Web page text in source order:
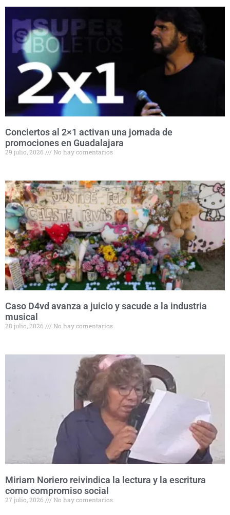
Conciertos al 2×1 activan una jornada de
promociones en Guadalajara
29 julio, 2026 No hay comentarios
Caso D4vd avanza a juicio y sacude a la industria
musical
28 julio, 2026 No hay comentarios
Miriam Noriero reivindica la lectura y la escritura
como compromiso social
27 julio, 2026 No hay comentarios